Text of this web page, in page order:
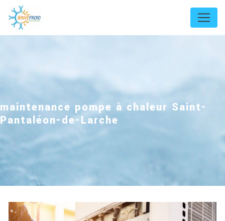
maintenance pompe à chaleur Saint-
Pantaléon-de-Larche
Panneau de gestion des cookies